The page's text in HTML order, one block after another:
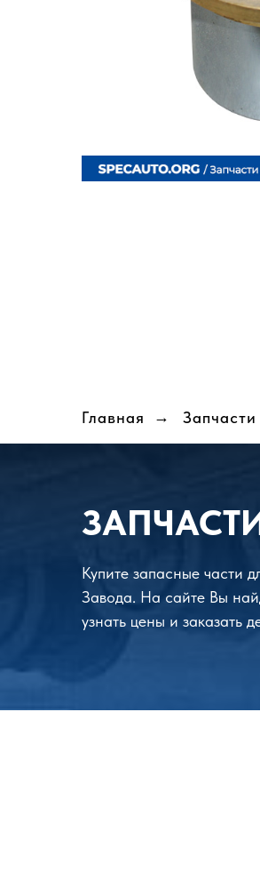
Главная →
Купите запасные части
Завода. На сайте Вы
узнать цены и заказать